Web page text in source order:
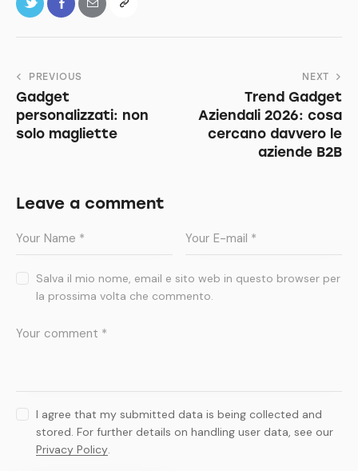
PREVIOUS
Gadget
personalizzati: non
solo magliette
NEXT
Trend Gadget
Aziendali 2026: cosa
cercano davvero le
aziende B2B
Leave a comment
Salva il mio nome, email e sito web in questo browser per
la prossima volta che commento.
I agree that my submitted data is being collected and
stored. For further details on handling user data, see our
Privacy Policy.